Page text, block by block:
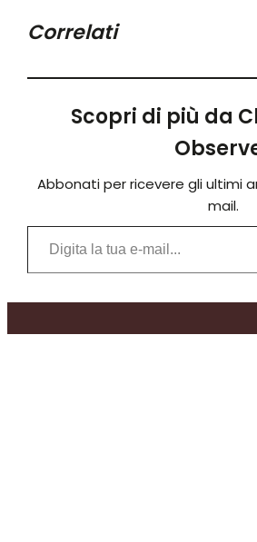
Correlati
Scopri di più da
Abbonati per ricevere gli ultimi
mail.
Digita la tua e-mail...